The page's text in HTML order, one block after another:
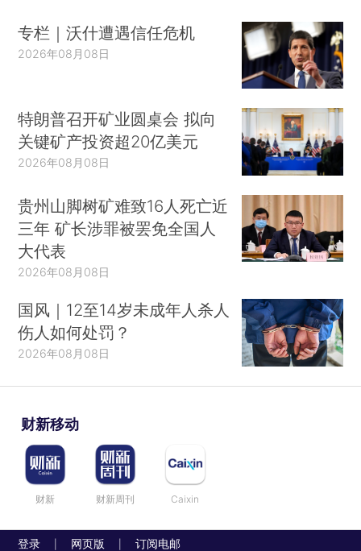
专栏｜沃什遭遇信任危机
2026年08月08日
特朗普召开矿业圆桌会 拟向
关键矿产投资超20亿美元
2026年08月08日
贵州山脚树矿难致16人死亡近
三年 矿长涉罪被罢免全国人
大代表
2026年08月08日
国风｜12至14岁未成年人杀人
伤人如何处罚？
2026年08月08日
财新移动
财新 财新周刊 Caixin
登录 网页版 订阅电邮